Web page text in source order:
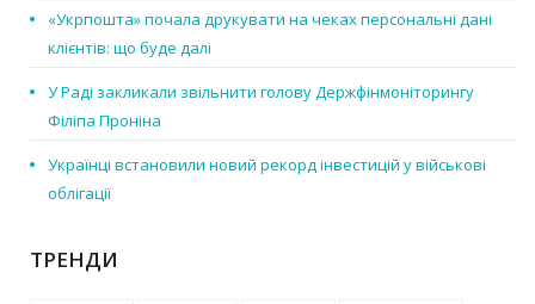
«Укрпошта» почала друкувати на чеках персональні дані
клієнтів: що буде далі
У Раді закликали звільнити голову Держфінмоніторингу
Філіпа Проніна
Українці встановили новий рекорд інвестицій у військові
облігації
ТРЕНДИ